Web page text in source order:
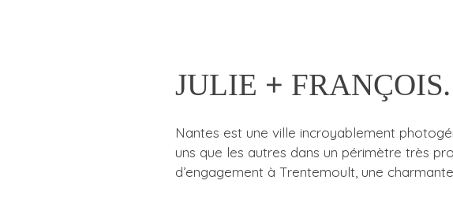
JULIE + FRANÇOIS.
Nantes est une ville incroyablement
uns que les autres dans un périmètre très
d’engagement à Trentemoult, une